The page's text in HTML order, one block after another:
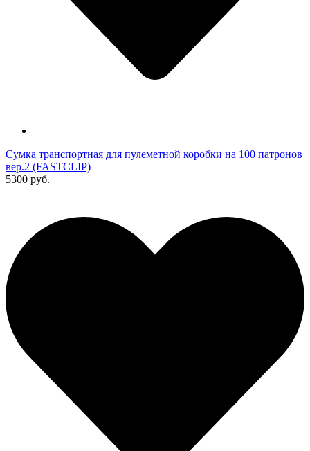
Сумка транспортная для пулеметной коробки на 100 патронов
вер.2 (FASTCLIP)
5300 руб.